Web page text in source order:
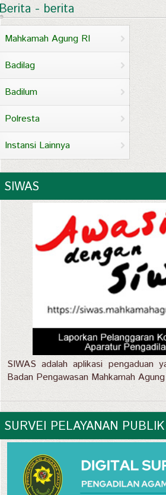
- berita
Mahkamah Agung RI
Badilag
Badilum
Polresta
Instansi Lainnya
SIWAS
SIWAS adalah aplikasi pengaduan
Badan Pengawasan Mahkamah
SURVEI PELAYANAN PUBLIK